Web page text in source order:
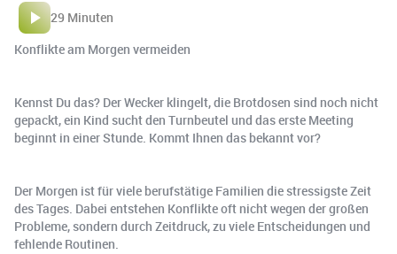
29 Minuten
Konflikte am Morgen vermeiden
Kennst Du das? Der Wecker klingelt, die Brotdosen sind noch nicht
gepackt, ein Kind sucht den Turnbeutel und das erste Meeting
beginnt in einer Stunde. Kommt Ihnen das bekannt vor?
Der Morgen ist für viele berufstätige Familien die stressigste Zeit
des Tages. Dabei entstehen Konflikte oft nicht wegen der großen
Probleme, sondern durch Zeitdruck, zu viele Entscheidungen und
fehlende Routinen.